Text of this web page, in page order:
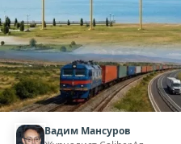
Вадим Мансуров